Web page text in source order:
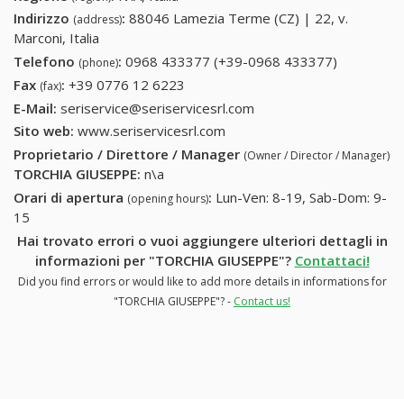
Indirizzo (address): 88046 Lamezia Terme (CZ) | 22, v.
Marconi, Italia
Telefono (phone): 0968 433377 (+39-0968 433377)
Fax (fax): +39 0776 12 6223
E-Mail: seriservice@seriservicesrl.com
Sito web: www.seriservicesrl.com
Proprietario / Direttore / Manager (Owner / Director / Manager)
TORCHIA GIUSEPPE: n\a
Orari di apertura (opening hours): Lun-Ven: 8-19, Sab-Dom: 9-
15
Hai trovato errori o vuoi aggiungere ulteriori dettagli in
informazioni per "TORCHIA GIUSEPPE"? Contattaci!
Did you find errors or would like to add more details in informations for
"TORCHIA GIUSEPPE"? - Contact us!